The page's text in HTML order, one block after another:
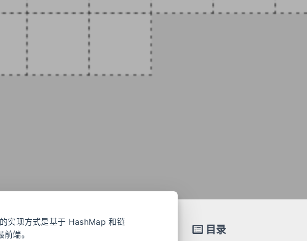
实现方式是基于 HashMap 和链
端。
目录